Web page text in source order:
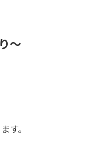
〜
す。